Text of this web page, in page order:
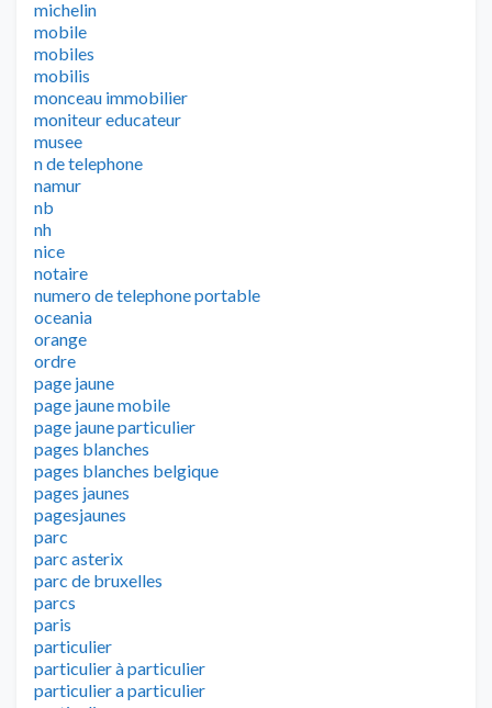
michelin
mobile
mobiles
mobilis
monceau immobilier
moniteur educateur
musee
n de telephone
namur
nb
nh
nice
notaire
numero de telephone portable
oceania
orange
ordre
page jaune
page jaune mobile
page jaune particulier
pages blanches
pages blanches belgique
pages jaunes
pagesjaunes
parc
parc asterix
parc de bruxelles
parcs
paris
particulier
particulier à particulier
particulier a particulier